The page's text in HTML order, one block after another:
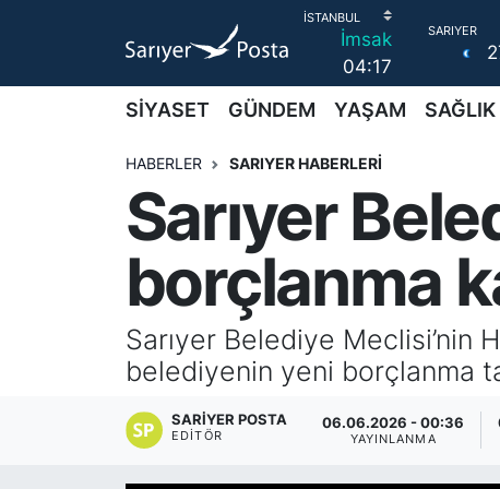
İmsak
04:17
SİYASET GÜNDEM YAŞAM SAĞLIK
HABERLER SARIYER HABERLERİ
Sarıyer
borçlanma
Sarıyer Belediye Meclisi’nin
belediyenin yeni borçlanma
SARIYER POSTA
EDITÖR
06.06.2026 - 00:36
YAYINLANMA
AKTUEL
EMLAK
FOTO GALERİ
GÜNCEL HABERLER
İstanbul Nöbetçi Eczaneler
İstanbul Namaz Vakitleri
İstanbul Trafik Yoğunluk Haritası
Süper Lig Puan Durumu ve Fikstür
Tüm Manşetler
Son Dakika Haberleri